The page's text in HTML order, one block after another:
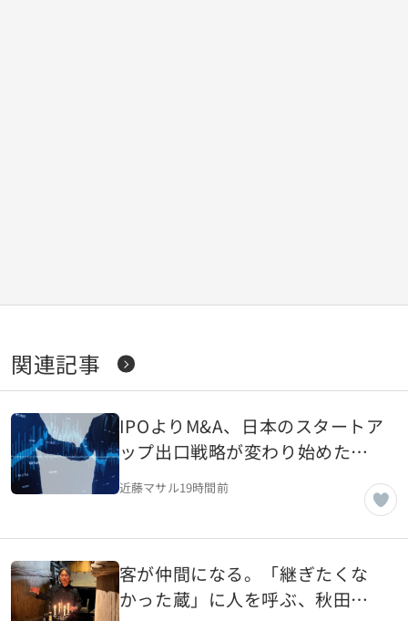
関連記事
IPOよりM&A、日本のスタートア
ップ出口戦略が変わり始めた理
由
近藤マサル19時間前
客が仲間になる。「継ぎたくな
かった蔵」に人を呼ぶ、秋田の